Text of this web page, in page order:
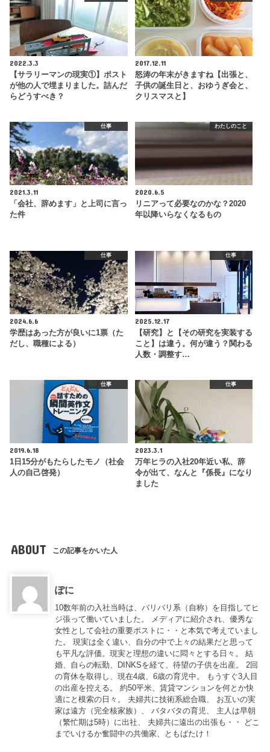
2022.3.3
【サラリーマンの現実①】ポスト
が他の人で埋まりました。詰んだ
らどうすべき？
2017.12.11
怒涛の年末がきますね【出張と、
子供の誕生日と、おゆうぎ会と、
クリスマスと】
仕事
2021.3.11
「会社、辞めます」と上司に言っ
た件
わたしのこと
2020.6.5
リニアって必要なのかな？2020
年以降いらなくなるもの
仕事
2024.6.6
学歴はあった方が良いに1票（た
だし、職種による）
仕事
2025.12.17
【研究】と【その研究を実装する
こと】は違う。何が違う？関わる
人数・調整す…
仕事
2019.6.18
1日15分がもたらしたモノ（社会
人の自己啓発）
仕事
2023.3.1
万年ヒラの入社20年近い私、辞
令が出て、なんと『係長』になり
ました
ABOUT この記事をかいた人
ぽに
10数年前の入社当時は、バリバリ系（自称）を目指してヒ
ジ張って働いていました。 メディアに紹介され、優秀な
女性として会社の重要ポストに・・と本気で考えていまし
た。 現実は全く違い、自分の中で上々の結果だと思って
も平凡な評価。現実と理想の違いに悶々とする日々。 結
婚、自らの転勤、DINKSを経て、待望の子供を出産。 2回
の育休を取得し、現在4歳、6歳の育児中。 もうすぐ3人目
の出産を控える。 約50平米、賃貸マンションを何とか快
適にと模索の日々。 夫婦共に技術系総合職、 お互いの実
家は遠方（完全核家族）、 バタバタの育児、 主人は早朝
（繁忙期は5時）に出社、 夫婦共に遠出の出張も・・ どこ
までいけるか奮闘中の共働家、ともばたけ！